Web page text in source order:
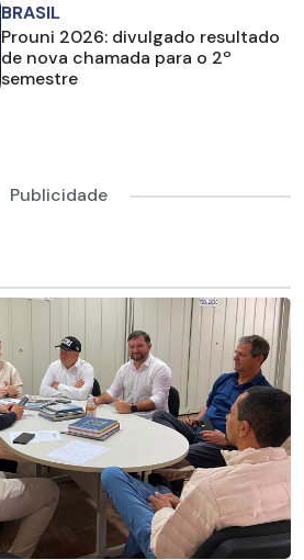
BRASIL
Prouni 2026: divulgado resultado
de nova chamada para o 2º
semestre
Publicidade